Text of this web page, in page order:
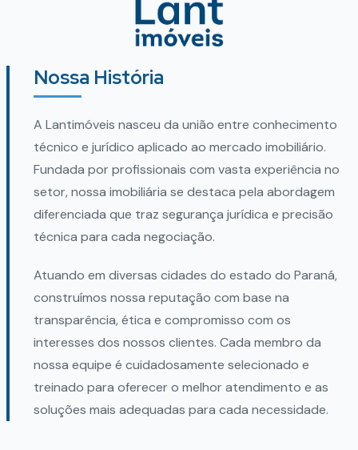
Nossa História
A Lantimóveis nasceu da união entre conhecimento
técnico e jurídico aplicado ao mercado imobiliário.
Fundada por profissionais com vasta experiência no
setor, nossa imobiliária se destaca pela abordagem
diferenciada que traz segurança jurídica e precisão
técnica para cada negociação.
Atuando em diversas cidades do estado do Paraná,
construímos nossa reputação com base na
transparência, ética e compromisso com os
interesses dos nossos clientes. Cada membro da
nossa equipe é cuidadosamente selecionado e
treinado para oferecer o melhor atendimento e as
soluções mais adequadas para cada necessidade.